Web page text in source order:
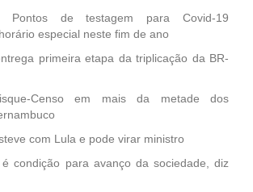
Pontos de testagem para Covid-19
especial neste fim de ano
primeira etapa da triplicação da BR-
Censo em mais da metade dos
com Lula e pode virar ministro
condição para avanço da sociedade, diz